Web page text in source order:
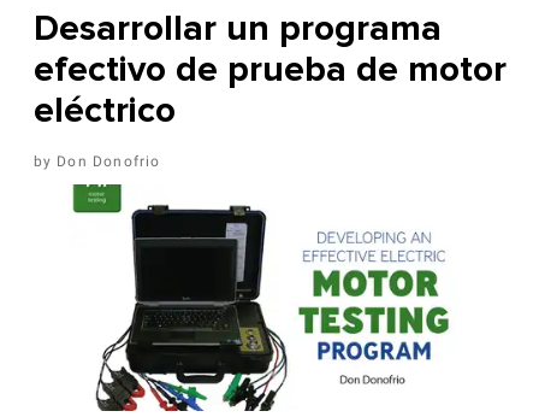
Desarrollar un programa
efectivo de prueba de motor
eléctrico
Don Donofrio